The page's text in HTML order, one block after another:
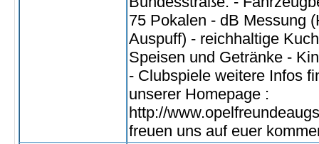
75 Pokalen - dB Messung
Auspuff) - reichhaltige
Speisen und Getränke -
- Clubspiele weitere Infos
unserer Homepage :
http://
freuen uns auf euer